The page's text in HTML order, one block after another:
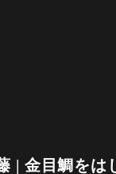
| 金目鯛をは